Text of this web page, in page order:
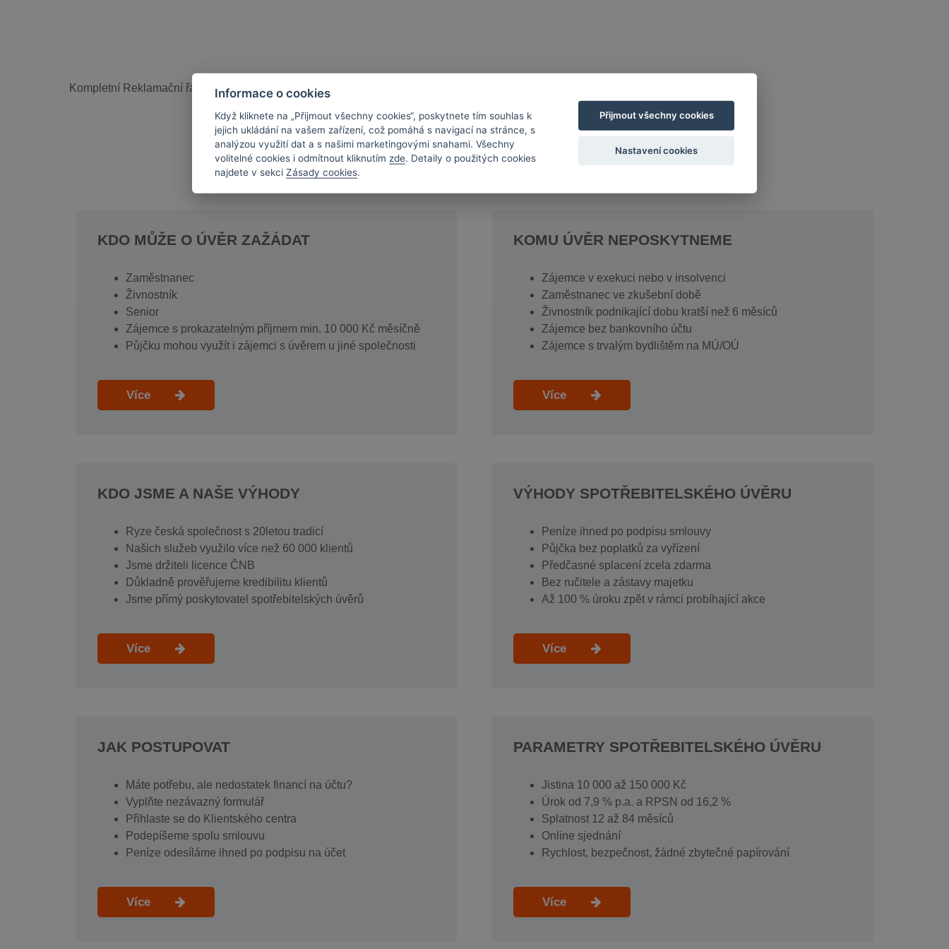
Kompletní Reklamační řád je ke staženíZDE.
KDO MŮŽE O ÚVĚR ZAŽÁDAT
Zaměstnanec
Živnostník
Senior
Zájemce s prokazatelným příjmem min. 10 000 Kč měsíčně
Půjčku mohou využít i zájemci s úvěrem u jiné společnosti
Více
KOMU ÚVĚR NEPOSKYTNEME
Zájemce v exekuci nebo v insolvenci
Zaměstnanec ve zkušební době
Živnostník podnikající dobu kratší než 6 měsíců
Zájemce bez bankovního účtu
Zájemce s trvalým bydlištěm na MÚ/OÚ
Více
KDO JSME A NAŠE VÝHODY
Ryze česká společnost s 20letou tradicí
Našich služeb využilo více než 60 000 klientů
Jsme držiteli licence ČNB
Důkladně prověřujeme kredibilitu klientů
Jsme přímý poskytovatel spotřebitelských úvěrů
Více
VÝHODY SPOTŘEBITELSKÉHO ÚVĚRU
Peníze ihned po podpisu smlouvy
Půjčka bez poplatků za vyřízení
Předčasné splacení zcela zdarma
Bez ručitele a zástavy majetku
Až 100 % úroku zpět v rámci probíhající akce
Více
JAK POSTUPOVAT
Máte potřebu, ale nedostatek financí na účtu?
Vyplňte nezávazný formulář
Přihlaste se do Klientského centra
Podepíšeme spolu smlouvu
Peníze odesíláme ihned po podpisu na účet
Více
PARAMETRY SPOTŘEBITELSKÉHO ÚVĚRU
Jistina 10 000 až 150 000 Kč
Úrok od 7,9 % p.a. a RPSN od 16,2 %
Splatnost 12 až 84 měsíců
Online sjednání
Rychlost, bezpečnost, žádné zbytečné papírování
Více
Informace o cookies
Když kliknete na „Přijmout všechny cookies“, poskytnete tím souhlas k
jejich ukládání na vašem zařízení, což pomáhá s navigací na stránce, s
analýzou využití dat a s našimi marketingovými snahami. Všechny
volitelné cookies i odmítnout kliknutím zde. Detaily o použitých cookies
najdete v sekci Zásady cookies.
Přijmout všechny cookies
Nastavení cookies